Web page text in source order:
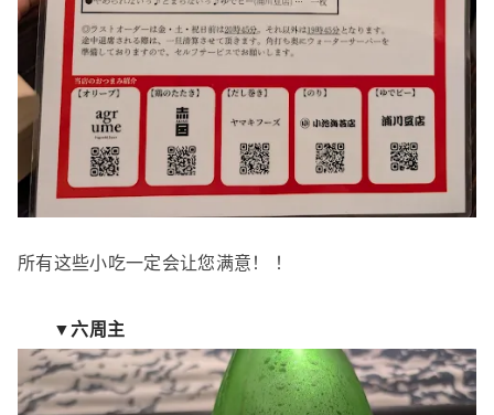
所有这些小吃一定会让您满意！ ！
▼六周主